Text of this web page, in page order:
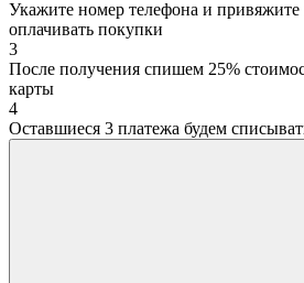
Укажите номер телефона и привяжите
оплачивать покупки
3
После получения спишем 25%
карты
4
Оставшиеся 3 платежа будем